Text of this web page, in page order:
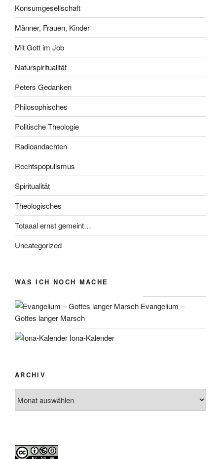
Konsumgesellschaft
Männer, Frauen, Kinder
Mit Gott im Job
Naturspiritualität
Peters Gedanken
Philosophisches
Politische Theologie
Radioandachten
Rechtspopulismus
Spiritualität
Theologisches
Totaaal ernst gemeint…
Uncategorized
WAS ICH NOCH MACHE
Evangelium –
Gottes langer Marsch
Iona-Kalender
ARCHIV